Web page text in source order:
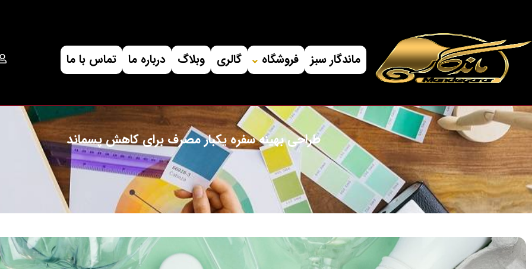
ماندگار سبز فروشگاه گالری وبلاگ درباره ما تماس با ما
طراحی بهینه سفره یکبار مصرف برای کاهش پسماند